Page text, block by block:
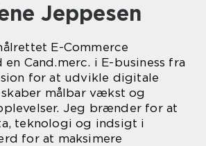
Jeppesen
E-Commerce
Cand.merc. i E-business fra
for at udvikle digitale
målbar vækst og
Jeg brænder for at
teknologi og indsigt i
for at maksimere